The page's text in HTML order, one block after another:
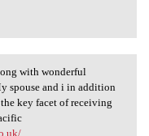
along
with wonderful
spouse and i in addition
key facet of receiving